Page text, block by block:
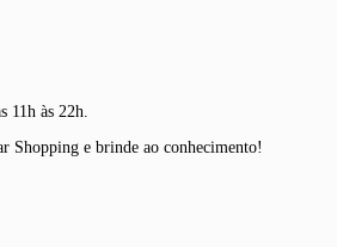
11h às 22h.
Shopping e brinde ao conhecimento!